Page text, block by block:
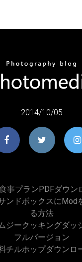
2014/10/05
事プランPDFダウン
ンドボックスにmod
る方法
ジークッキングダッ
フルバージョン
チルホップダウンロ